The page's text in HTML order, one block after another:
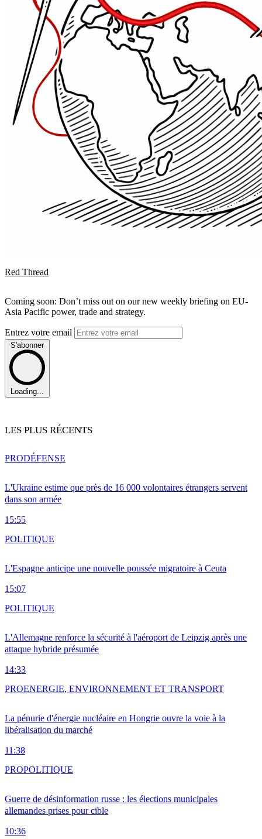
Red Thread
Coming soon: Don’t miss out on our new weekly briefing on EU-
Asia Pacific power, trade and strategy.
Entrez votre email
S'abonner
Loading...
LES PLUS RÉCENTS
L'Ukraine estime que près de 16 000 volontaires étrangers servent
dans son armée
15:55
PRODÉFENSE
L'Espagne anticipe une nouvelle poussée migratoire à Ceuta
15:07
POLITIQUE
L'Allemagne renforce la sécurité à l'aéroport de Leipzig après une
attaque hybride présumée
14:33
POLITIQUE
La pénurie d'énergie nucléaire en Hongrie ouvre la voie à la
libéralisation du marché
11:38
PROENERGIE, ENVIRONNEMENT ET TRANSPORT
Guerre de désinformation russe : les élections municipales
allemandes prises pour cible
10:36
PROPOLITIQUE